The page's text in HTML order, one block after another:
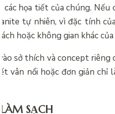
các họa tiết của chúng.
tự nhiên, vì đặc tính
hoặc không gian khác
sở thích và concept riêng
vân nổi hoặc đơn giản chỉ
SẠCH